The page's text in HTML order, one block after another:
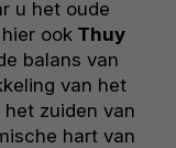
u het oude
ook Thuy
balans van
van het
zuiden van
hart van